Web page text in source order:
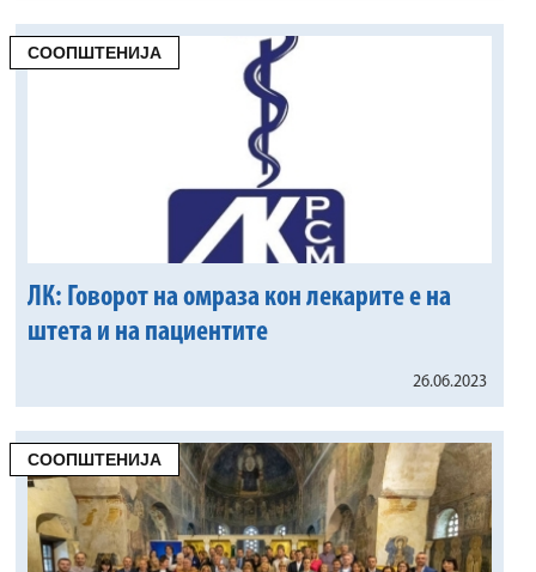
СООПШТЕНИЈА
ЛК: Говорот на омраза кон лекарите е на
штета и на пациентите
26.06.2023
СООПШТЕНИЈА